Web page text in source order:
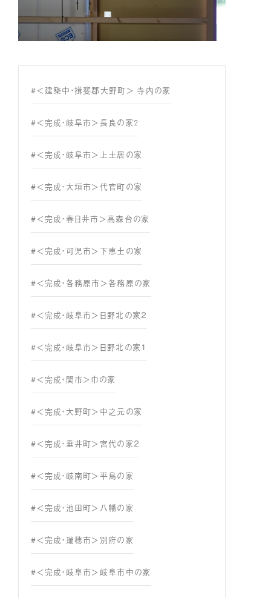
#＜建築中・揖斐郡大野町＞ 寺内の家
#＜完成・岐阜市＞長良の家2
#＜完成・岐阜市＞上土居の家
#＜完成・大垣市＞代官町の家
#＜完成・春日井市＞高森台の家
#＜完成・可児市＞下恵土の家
#＜完成・各務原市＞各務原の家
#＜完成・岐阜市＞日野北の家２
#＜完成・岐阜市＞日野北の家１
#＜完成・関市＞巾の家
#＜完成・大野町＞中之元の家
#＜完成・垂井町＞宮代の家２
#＜完成・岐南町＞平島の家
#＜完成・池田町＞八幡の家
#＜完成・瑞穂市＞別府の家
#＜完成・岐阜市＞岐阜市中の家